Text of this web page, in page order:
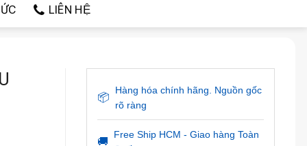
LIÊN HỆ
📦
Hàng hóa chính hãng. Nguồn gốc
rõ ràng
🚚
Free Ship HCM - Giao hàng Toàn